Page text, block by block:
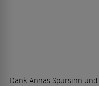
Dank Annas Spürsinn